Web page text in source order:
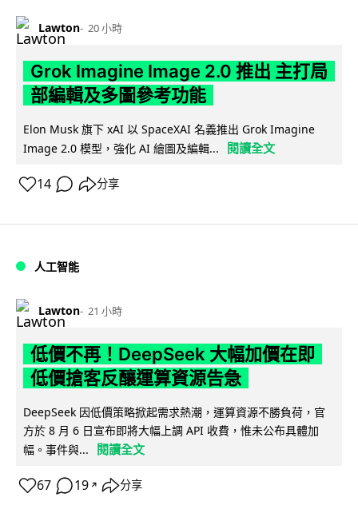
Lawton 20 小時
Grok Imagine Image 2.0 推出 主打局
部編輯及多圖參考功能
Elon Musk 旗下 xAI 以 SpaceXAI 名義推出 Grok Imagine
Image 2.0 模型，強化 AI 繪圖及編輯...
閱讀全文
14 分享
人工智能
Lawton 21 小時
低價不再！DeepSeek 大幅加價在即
低價搶客反釀運算資源告急
DeepSeek 因低價策略掀起需求熱潮，運算資源不勝負荷，官
方於 8 月 6 日宣布即將大幅上調 API 收費，惟未公布具體加
幅。事件與...
閱讀全文
67 19 ↗ 分享